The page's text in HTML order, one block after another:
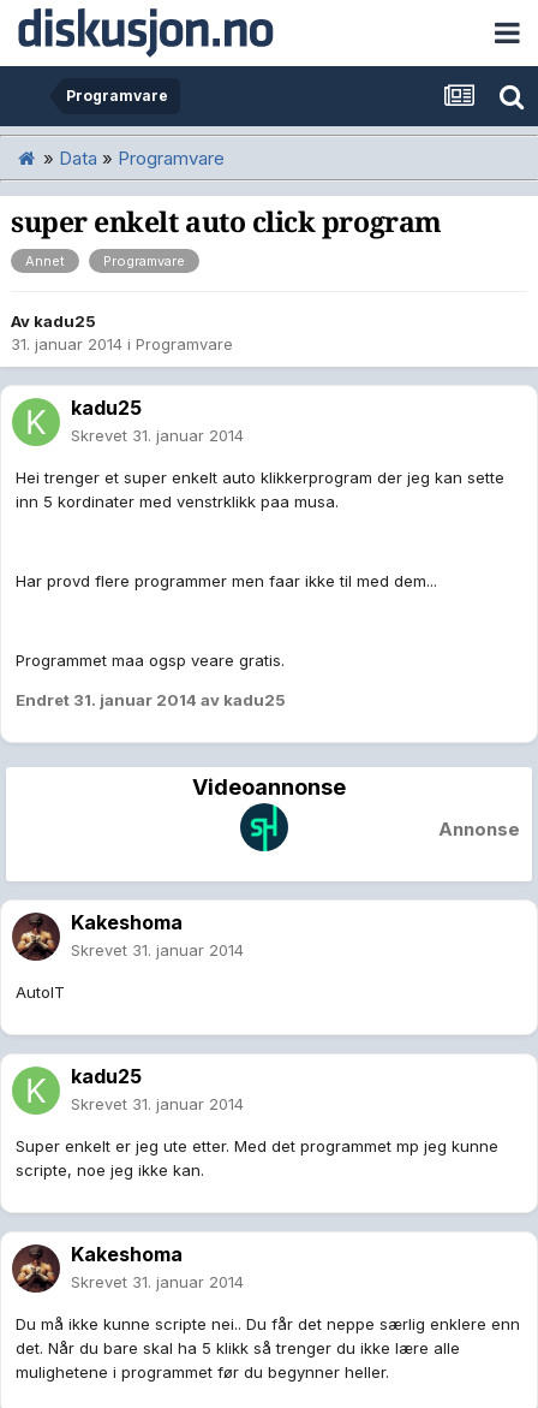
Programvare
» Data » Programvare
super enkelt auto click program
Annet Programvare
Av kadu25
31. januar 2014 i Programvare
kadu25
Skrevet 31. januar 2014
Hei trenger et super enkelt auto klikkerprogram der jeg kan sette
inn 5 kordinater med venstrklikk paa musa.
Har provd flere programmer men faar ikke til med dem...
Programmet maa ogsp veare gratis.
Endret 31. januar 2014 av kadu25
Videoannonse
Annonse
Kakeshoma
Skrevet 31. januar 2014
AutoIT
kadu25
Skrevet 31. januar 2014
Super enkelt er jeg ute etter. Med det programmet mp jeg kunne
scripte, noe jeg ikke kan.
Kakeshoma
Skrevet 31. januar 2014
Du må ikke kunne scripte nei.. Du får det neppe særlig enklere enn
det. Når du bare skal ha 5 klikk så trenger du ikke lære alle
mulighetene i programmet før du begynner heller.